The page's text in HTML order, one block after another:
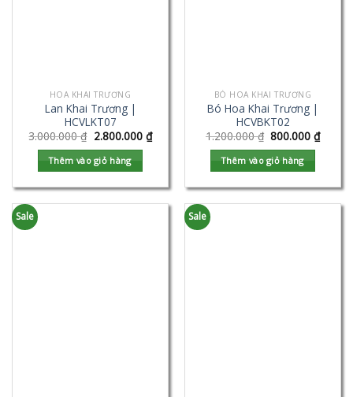
HOA KHAI TRƯƠNG
Lan Khai Trương |
HCVLKT07
3.000.000₫ 2.800.000 ₫
Thêm vào giỏ hàng
BÓ HOA KHAI TRƯƠNG
Bó Hoa Khai Trương |
HCVBKT02
1.200.000₫ 800.000₫
Thêm vào giỏ hàng
Sale Sale